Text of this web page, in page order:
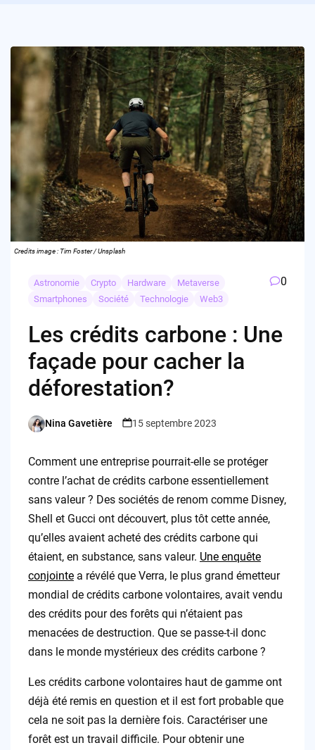
Credits image : Tim Foster / Unsplash
Astronomie Crypto Hardware
Metaverse
Smartphones
Société Technologie Web3
0
Les crédits carbone : Une
façade pour cacher la
déforestation?
Posted
Nina Gavetière 15 septembre 2023
Comment une entreprise pourrait-elle se protéger
contre l’achat de crédits carbone essentiellement
sans valeur ? Des sociétés de renom comme Disney,
Shell et Gucci ont découvert, plus tôt cette année,
qu’elles avaient acheté des crédits carbone qui
étaient, en substance, sans valeur. Une enquête
conjointea révélé que Verra, le plus grand émetteur
mondial de crédits carbone volontaires, avait vendu
des crédits pour des forêts qui n’étaient pas
menacées de destruction. Que se passe-t-il donc
dans le monde mystérieux des crédits carbone ?
Les crédits carbone volontaires haut de gamme ont
déjà été remis en question et il est fort probable que
cela ne soit pas la dernière fois. Caractériser une
forêt est un travail difficile. Pour obtenir une